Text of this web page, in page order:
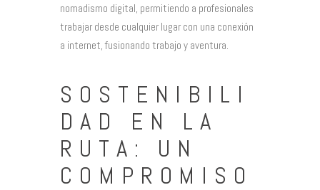
nomadismo digital, permitiendo a profesionales
trabajar desde cualquier lugar con una conexión
a internet, fusionando trabajo y aventura.
SOSTENIBILI
DAD EN LA
RUTA: UN
COMPROMISO